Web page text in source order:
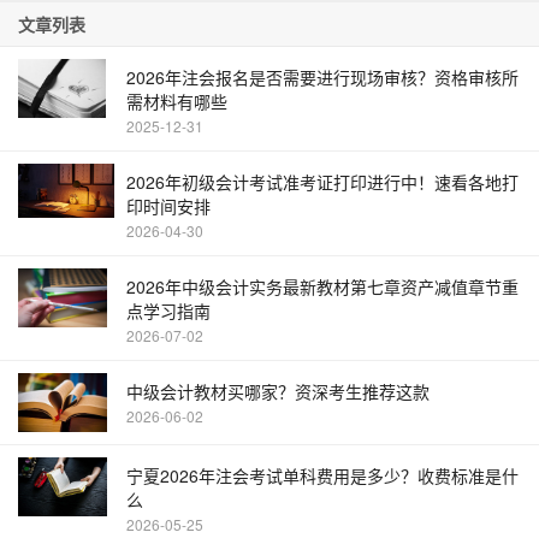
文章列表
2026年注会报名是否需要进行现场审核？资格审核所
需材料有哪些
2025-12-31
2026年初级会计考试准考证打印进行中！速看各地打
印时间安排
2026-04-30
2026年中级会计实务最新教材第七章资产减值章节重
点学习指南
2026-07-02
中级会计教材买哪家？资深考生推荐这款
2026-06-02
宁夏2026年注会考试单科费用是多少？收费标准是什
么
2026-05-25